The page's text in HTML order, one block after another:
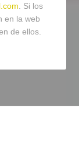
. Si los
en la web
de ellos.